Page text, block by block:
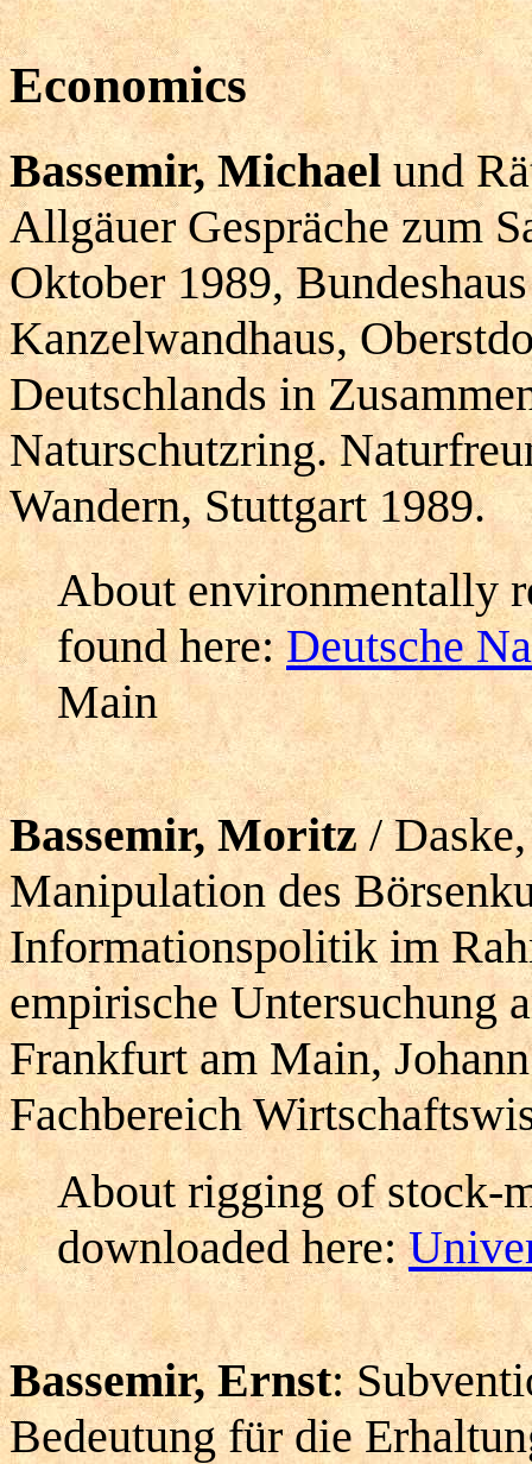
Economics
Bassemir, Michaelund
Allgäuer Gespräche zum
Oktober 1989,
Kanzelwandhaus,
Deutschlands in
Naturschutzring.
Wandern, Stuttgart 1989.
About environmentally
found here:Deutsche
Main
Bassemir, Moritz/
Manipulation des
Informationspolitik im
empirische Untersuchung
Frankfurt am Main,
Fachbereich
About rigging of stock-
downloaded here:
Bassemir, Ernst:
Bedeutung für die